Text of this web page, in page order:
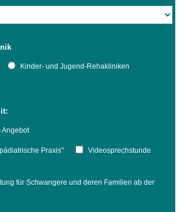
Kinder- und Jugend-Rehakliniken
Angebot
Praxis" Videosprechstunde
für Schwangere und deren Familien ab der